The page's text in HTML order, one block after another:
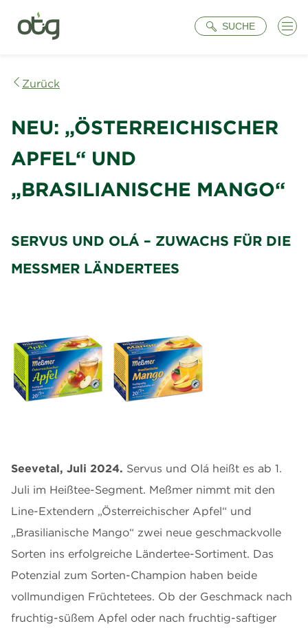
SucheSUCHE
Zurück
NEU: „ÖSTERREICHISCHER
APFEL“ UND
„BRASILIANISCHE MANGO“
SERVUS UND OLÁ – ZUWACHS FÜR DIE
MESSMER LÄNDERTEES
Seevetal, Juli 2024. Servus und Olá heißt es ab 1.
Juli im Heißtee-Segment. Meßmer nimmt mit den
Line-Extendern „Österreichischer Apfel“ und
„Brasilianische Mango“ zwei neue geschmackvolle
Sorten ins erfolgreiche Ländertee-Sortiment. Das
Potenzial zum Sorten-Champion haben beide
vollmundigen Früchtetees. Ob der Geschmack nach
fruchtig-süßem Apfel oder nach fruchtig-saftiger